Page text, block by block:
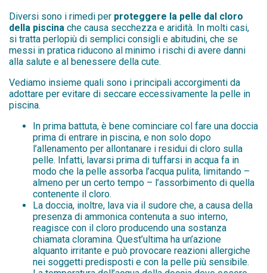
Diversi sono i rimedi per proteggere la pelle dal cloro
della piscina che causa secchezza e aridità. In molti casi,
si tratta perlopiù di semplici consigli e abitudini, che se
messi in pratica riducono al minimo i rischi di avere danni
alla salute e al benessere della cute.
Vediamo insieme quali sono i principali accorgimenti da
adottare per evitare di seccare eccessivamente la pelle in
piscina.
In prima battuta, è bene cominciare col fare una doccia
prima di entrare in piscina, e non solo dopo
l’allenamento per allontanare i residui di cloro sulla
pelle. Infatti, lavarsi prima di tuffarsi in acqua fa in
modo che la pelle assorba l’acqua pulita, limitando –
almeno per un certo tempo – l’assorbimento di quella
contenente il cloro.
La doccia, inoltre, lava via il sudore che, a causa della
presenza di ammonica contenuta a suo interno,
reagisce con il cloro producendo una sostanza
chiamata cloramina. Quest’ultima ha un’azione
alquanto irritante e può provocare reazioni allergiche
nei soggetti predisposti e con la pelle più sensibile.